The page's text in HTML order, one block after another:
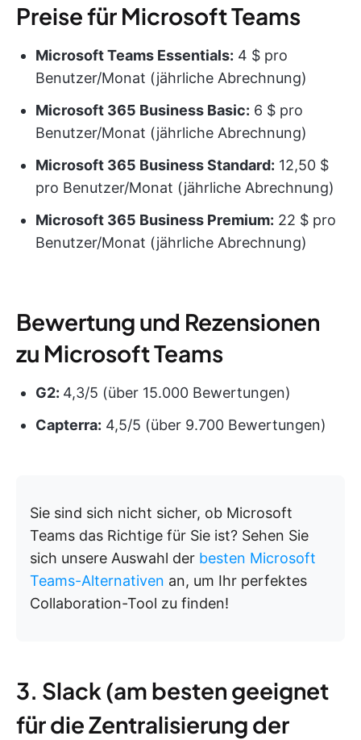
Preise für Microsoft Teams
Microsoft Teams Essentials: 4 $ pro
Benutzer/Monat (jährliche Abrechnung)
Microsoft 365 Business Basic: 6 $ pro
Benutzer/Monat (jährliche Abrechnung)
Microsoft 365 Business Standard: 12,50 $
pro Benutzer/Monat (jährliche Abrechnung)
Microsoft 365 Business Premium: 22 $ pro
Benutzer/Monat (jährliche Abrechnung)
Bewertung und Rezensionen
zu Microsoft Teams
G2: 4,3/5 (über 15.000 Bewertungen)
Capterra: 4,5/5 (über 9.700 Bewertungen)
Sie sind sich nicht sicher, ob Microsoft
Teams das Richtige für Sie ist? Sehen Sie
sich unsere Auswahl der besten Microsoft
Teams-Alternativen an, um Ihr perfektes
Collaboration-Tool zu finden!
3. Slack (am besten geeignet
für die Zentralisierung der